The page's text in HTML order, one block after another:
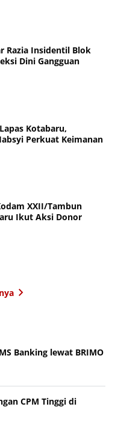
Razia Insidentil Blok
Dini Gangguan
Kotabaru,
Perkuat Keimanan
XXII/Tambun
Ikut Aksi Donor
Banking lewat BRIMO
CPM Tinggi di